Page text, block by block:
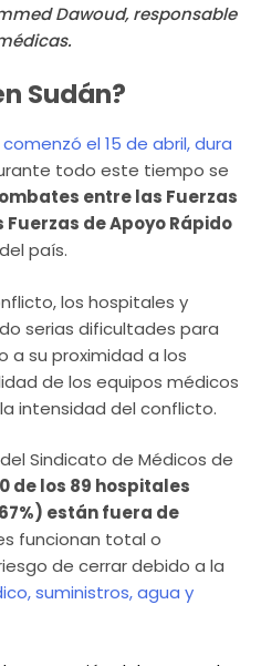
Dawoud, responsable
Sudán?
el 15 de abril, dura
todo este tiempo se
entre las Fuerzas
de Apoyo Rápido
país.
los hospitales y
serias dificultades para
a su proximidad a los
de los equipos médicos
intensidad del conflicto.
Sindicato de Médicos de
de los 89 hospitales
están fuera de
funcionan total o
de cerrar debido a la
suministros, agua y